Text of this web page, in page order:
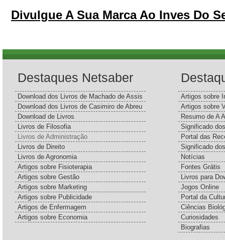
Divulgue A Sua Marca Ao Inves Do
Destaques Netsaber
Download dos Livros de Machado de Assis
Download dos Livros de Casimiro de Abreu
Download de Livros
Livros de Filosofia
Livros de Administração
Livros de Direito
Livros de Agronomia
Artigos sobre Fisioterapia
Artigos sobre Gestão
Artigos sobre Marketing
Artigos sobre Publicidade
Artigos de Enfermagem
Artigos sobre Economia
Artigos sobre
Artigos sobre
Resumo de A
Significado
Portal das
Significado
Notícias
Fontes Grátis
Livros para
Jogos Online
Portal da
Ciências
Curiosidades
Biografias